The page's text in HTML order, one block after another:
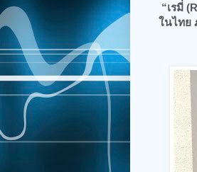
“เรมี่
ในไทย